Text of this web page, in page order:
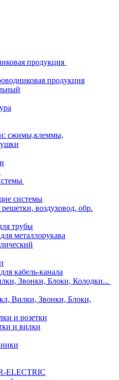
продукция
продукция
сжимы,клеммы,
системы
воздуховод, обр.
трубы
металлорукава
кабель-канала
Звонки, Блоки, Колодки...
Вилки, Звонки, Блоки,
и розетки
и вилки
ELECTRIC